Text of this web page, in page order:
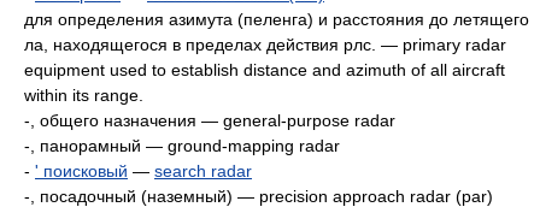
для определения азимута (пеленга) и расстояния до летящего
ла, находящегося в пределах действия рлс. — primary radar
equipment used to establish distance and azimuth of all aircraft
within its range.
-, общего назначения — general-purpose radar
-, панорамный — ground-mapping radar
- ' поисковый — search radar
-, посадочный (наземный) — precision approach radar (par)